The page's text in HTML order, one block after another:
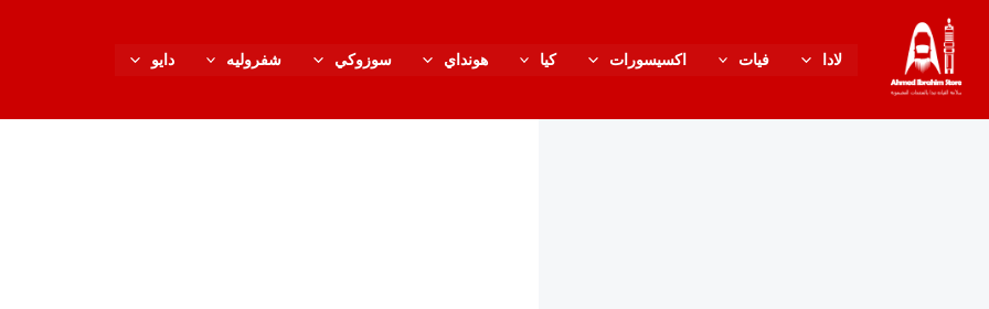
content
تخطي
المحتوى
لادا فيات اكسيسورات كيا هونداي سوزوكي شفروليه دايو